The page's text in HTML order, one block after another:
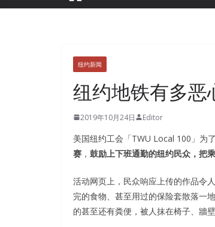
纽约新闻
纽约地铁有多恶
2019年10月24日 Editor
美国纽约工会「TWU Local 100」为
赛 ， 鼓励上下班通勤的纽约民众，把
活动网页上，民众响应上传的作品令
完的食物、甚至用过的保险套散落一
的甚至还有粪便，被人抹在椅子、牆壁